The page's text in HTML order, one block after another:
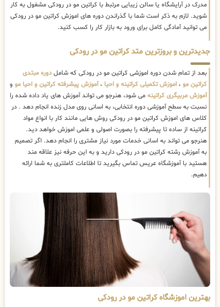
مدرک در آرایشگاه یا سالن زیبایی مرتبط با کراتین مو در رودکی مشغول به کار
شوید. لازم به ذکر است شما با گذراندن دوره های اموزش کراتین مو در رودکی
می توانید آمادگی کامل برای ورود به بازار کار را کسب کنید.
جدیدترین و بروزترین متد کراتین مو در رودکی
بعد از تمام شدن دوره اموزشی کراتین مو در رودکی که شاملدوره مبتدی
کراتین مو ، اموزش تکمیلی کراتینه و احیا ،آموزش پیشرفته کراتین و احیا مو و
آموزش مربیگری کراتینه می شود، هنرجو می تواند آموزش های یاد داده شده را
نسبت به سطح آموزشی دوره انتخابی، به اسانی روی مدل زنده انجام دهد . در
کلاس های اموزش کراتین مو در رودکی روش هایی مانند کار با انواع مواد
کراتینه از ساده تا پیشرفته را بصورت اصولی و علمی اموزش خواهد دید.
هنرجو می تواند به اسانی خدمات مورد نیاز مشتری را انجام دهد. اگر تصمیم
به آموزش رشته کراتین مو در رودکی دارید و به این حرفه نیز علاقه مند
هستید با آموزشگاه عریس تماس بگیرید تا اطلاعات کاملتری به شما ارائه
دهیم.
بهترین اموزشگاه کراتین مو در رودکی